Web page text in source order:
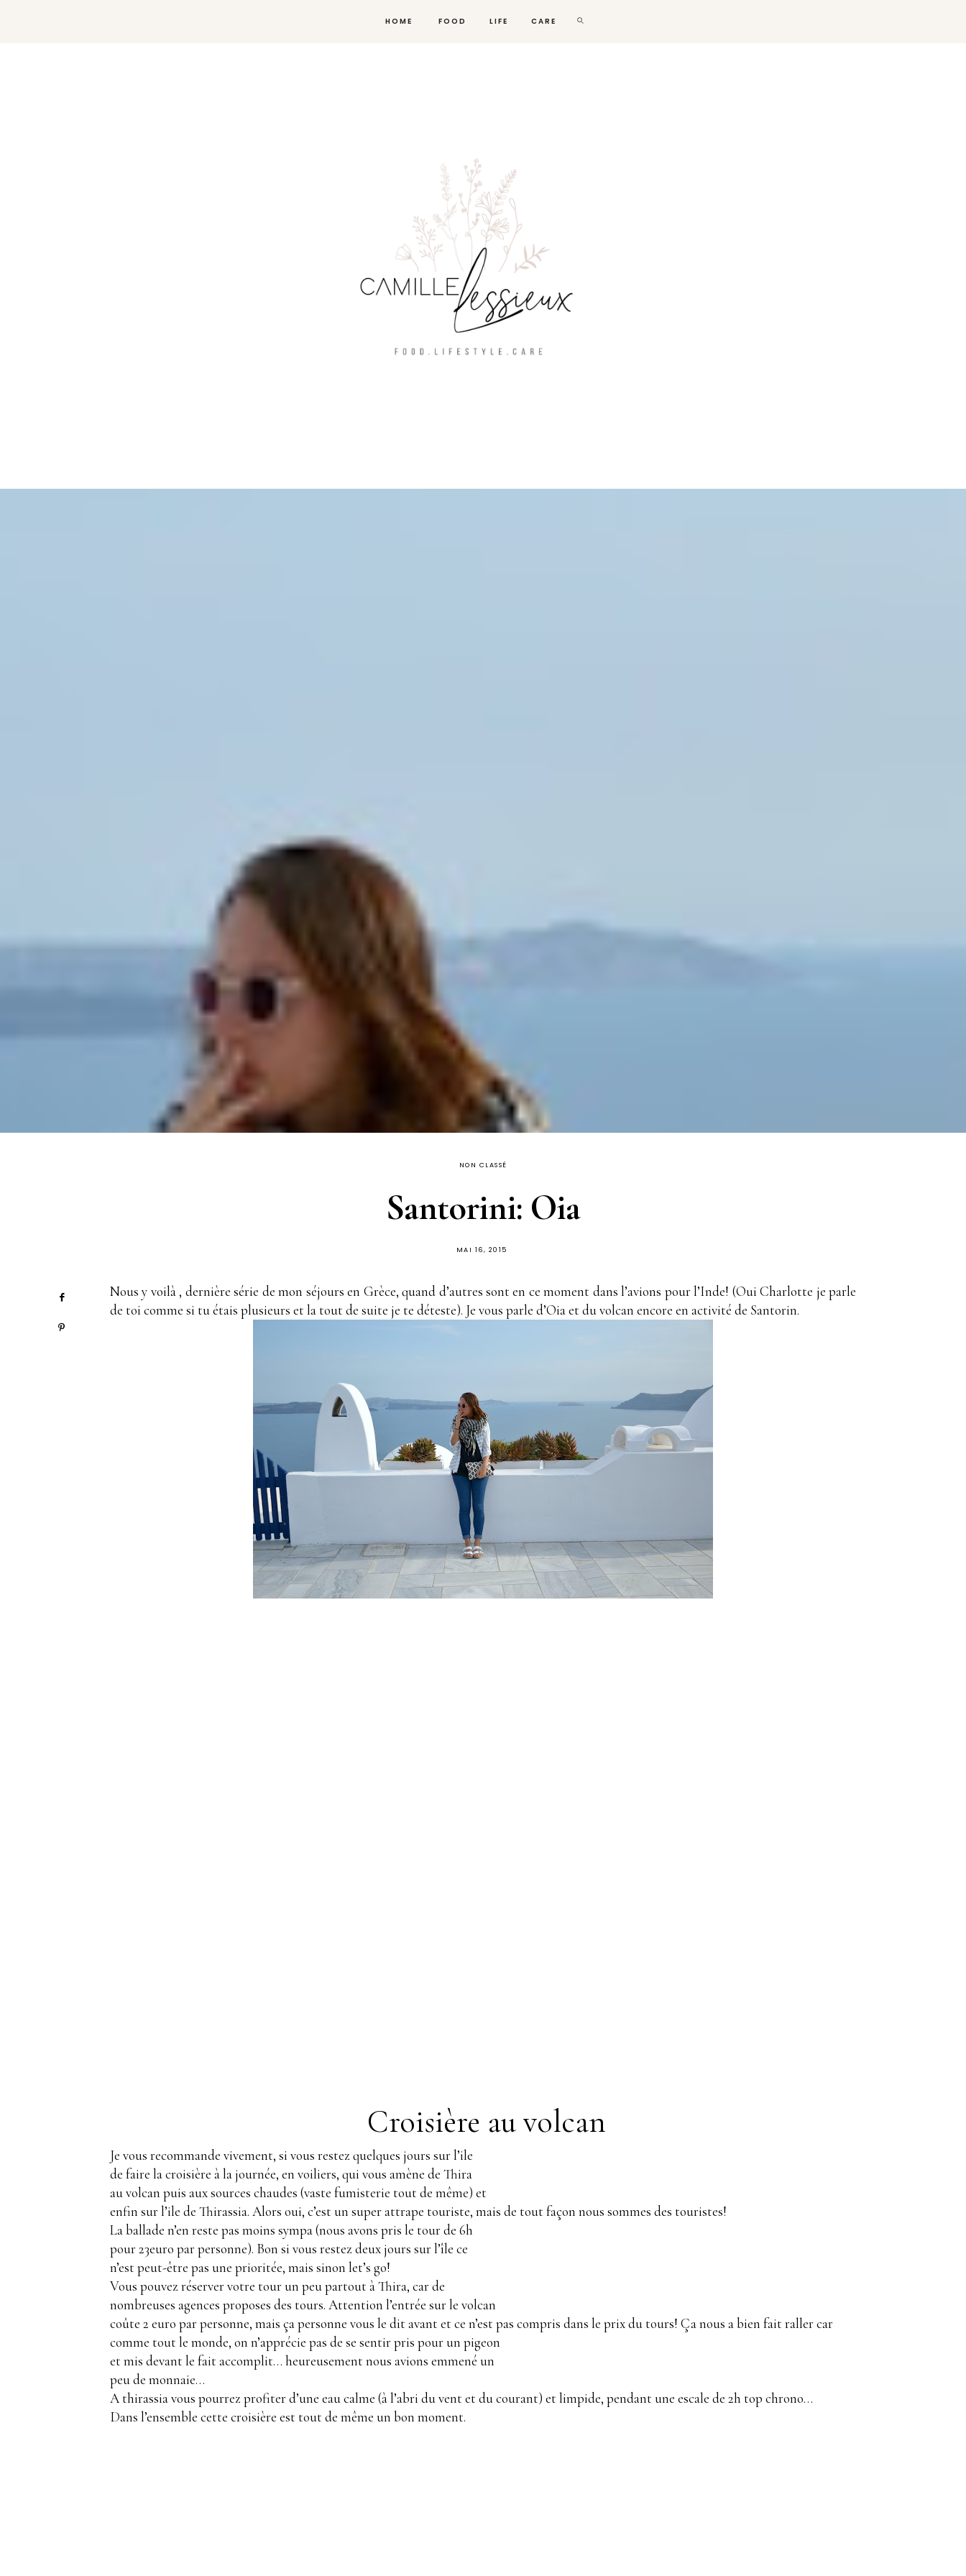
HOME FOOD LIFE CARE
NON CLASSÉ
Santorini: Oia
PUBLIÉ
MAI 16, 2015
Nous y voilà , dernière série de mon séjours en Grèce, quand d’autres sont en ce moment dans l’avions pour l’Inde! (Oui Charlotte je parle
de toi comme si tu étais plusieurs et la tout de suite je te déteste). Je vous parle d’Oia et du volcan encore en activité de Santorin.
Croisière au volcan
Je vous recommande vivement, si vous restez quelques jours sur l’ile
de faire la croisière à la journée, en voiliers, qui vous amène de Thira
au volcan puis aux sources chaudes (vaste fumisterie tout de même) et
enfin sur l’ile de Thirassia. Alors oui, c’est un super attrape touriste, mais de tout façon nous sommes des touristes!
La ballade n’en reste pas moins sympa (nous avons pris le tour de 6h
pour 23euro par personne). Bon si vous restez deux jours sur l’île ce
n’est peut-être pas une prioritée, mais sinon let’s go!
Vous pouvez réserver votre tour un peu partout à Thira, car de
nombreuses agences proposes des tours. Attention l’entrée sur le volcan
coûte 2 euro par personne, mais ça personne vous le dit avant et ce n’est pas compris dans le prix du tours! Ça nous a bien fait raller car
comme tout le monde, on n’apprécie pas de se sentir pris pour un pigeon
et mis devant le fait accomplit… heureusement nous avions emmené un
peu de monnaie…
A thirassia vous pourrez profiter d’une eau calme (à l’abri du vent et du courant) et limpide, pendant une escale de 2h top chrono…
Dans l’ensemble cette croisière est tout de même un bon moment.